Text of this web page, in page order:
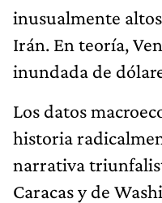
inusualmente
Irán. En teoría,
inundada de
Los datos
historia
narrativa
Caracas y de